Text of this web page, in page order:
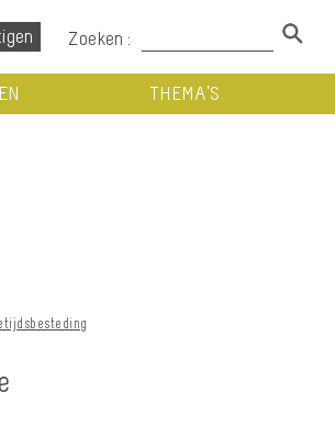
Zoeken :
THEMA’S